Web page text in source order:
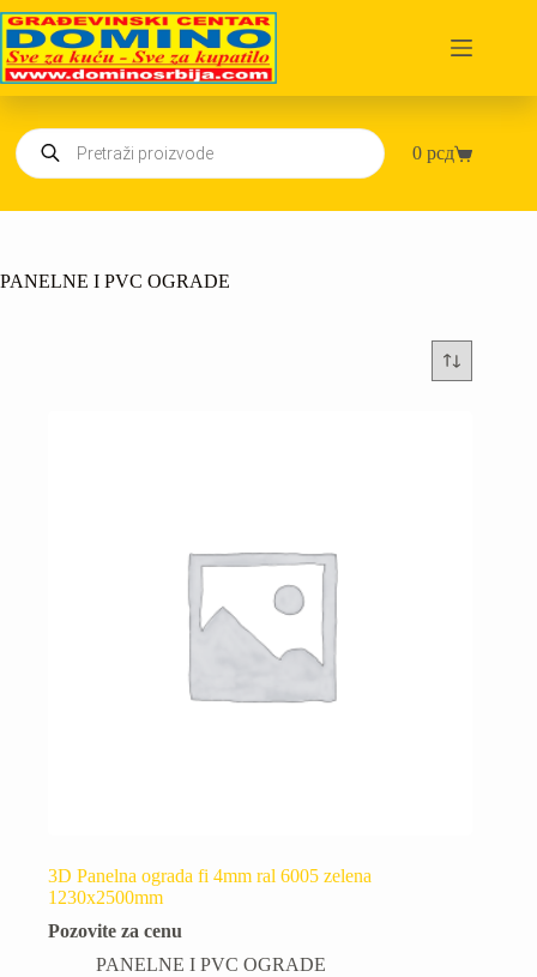
Skip
to
content
Products
search
Shopping
0рсд
PANELNE I PVC OGRADE
3D Panelna ograda fi 4mm ral 6005 zelena
1230x2500mm
Pozovite za cenu
PANELNE I PVC OGRADE